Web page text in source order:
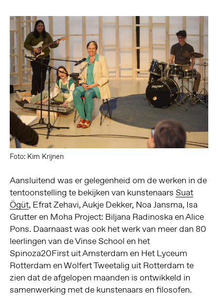
Foto: Kim Krijnen
Aansluitend was er gelegenheid om de werken in de
tentoonstelling te bekijken van kunstenaars Suat
Ögüt, Efrat Zehavi, Aukje Dekker, Noa Jansma, Isa
Grutter en Moha Project: Biljana Radinoska en Alice
Pons. Daarnaast was ook het werk van meer dan 80
leerlingen van de Vinse School en het
Spinoza20First uit Amsterdam en Het Lyceum
Rotterdam en Wolfert Tweetalig uit Rotterdam te
zien dat de afgelopen maanden is ontwikkeld in
samenwerking met de kunstenaars en filosofen.